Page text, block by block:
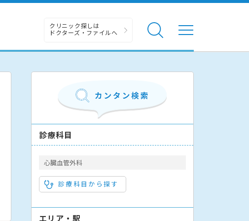
クリニック探しは
ドクターズ・ファイルへ
診療科目
心臓血管外科
診療科目から探す
エリア・駅